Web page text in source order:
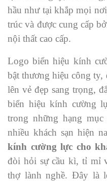
hầu như tại khắp mọi
trúc và được cung cấp
nội thất cao cấp.
Logo biển hiệu kính
bật thương hiệu công
lên vẻ đẹp sang trọng,
biển hiệu kính cường
trong những hạng
nhiều khách sạn hiện
kính cường lực cho
đòi hỏi sự cầu kì, tỉ mỉ
thợ lành nghề. Đây là